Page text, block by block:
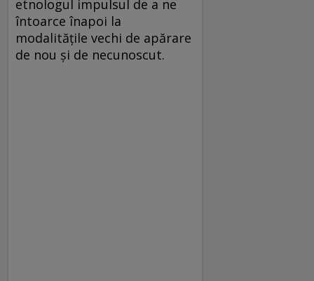
etnologul impulsul de a ne
întoarce înapoi la
modalitățile vechi de apărare
de nou și de necunoscut.